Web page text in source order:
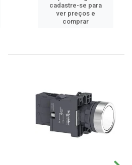
cadastre-se para
ver preços e
comprar